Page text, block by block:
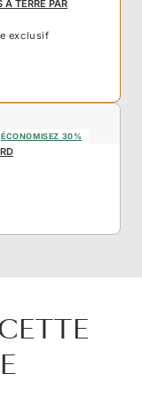
À TERRE PAR
exclusif
ÉCONOMISEZ 30%